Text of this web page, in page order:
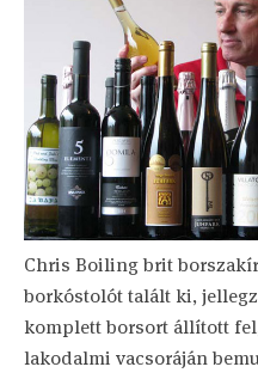
Chris Boiling brit
borkóstolót talált ki,
komplett borsort állított
lakodalmi vacsoráján